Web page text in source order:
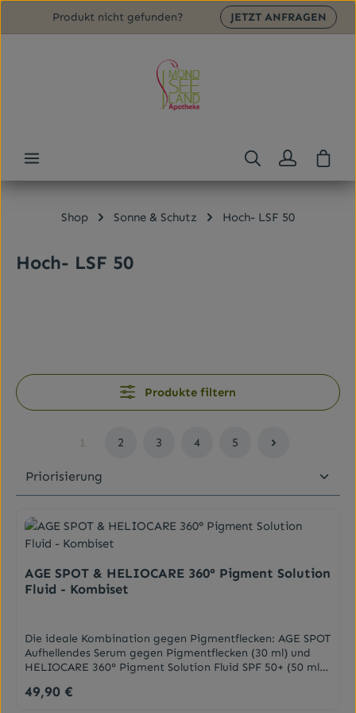
Zum Hauptinhalt springen
Produkt nicht gefunden? JETZT ANFRAGEN
Shop Sonne & Schutz Hoch- LSF 50
Hoch- LSF 50
Produkte filtern
Seite
1
Seite
2
Seite
3
Seite
4
Seite
5
AGE SPOT & HELIOCARE 360° Pigment Solution
Fluid - Kombiset
Die ideale Kombination gegen Pigmentflecken: AGE SPOT
Aufhellendes Serum gegen Pigmentflecken (30 ml) und
HELIOCARE 360° Pigment Solution Fluid SPF 50+ (50 ml)
Aufhellendes Serum ist eine hochwirksame Pflege, die
Regulärer Preis:
49,90 €